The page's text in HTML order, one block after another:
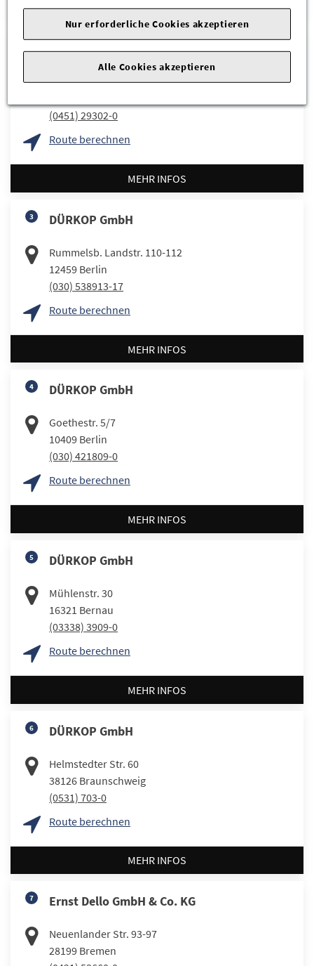
MEHR INFOS
Ernst Dello GmbH & Co. KG
Eutiner Str. 4
(0451) 29302-0
Route berechnen
MEHR INFOS
3 DÜRKOP GmbH
Rummelsb. Landstr. 110-112
12459 Berlin
(030) 538913-17
Route berechnen
MEHR INFOS
4 DÜRKOP GmbH
Goethestr. 5/7
10409 Berlin
(030) 421809-0
Route berechnen
MEHR INFOS
5 DÜRKOP GmbH
Mühlenstr. 30
16321 Bernau
(03338) 3909-0
Route berechnen
MEHR INFOS
6 DÜRKOP GmbH
Helmstedter Str. 60
38126 Braunschweig
(0531) 703-0
Route berechnen
MEHR INFOS
7 Ernst Dello GmbH & Co. KG
Neuenlander Str. 93-97
28199 Bremen
Nur erforderliche Cookies akzeptieren
Alle Cookies akzeptieren